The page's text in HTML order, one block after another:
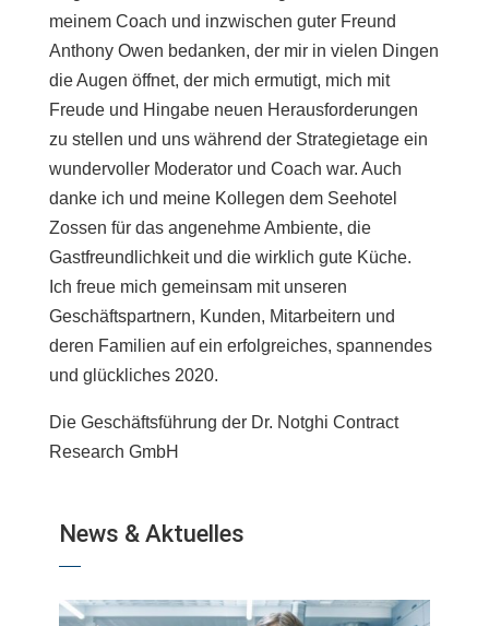
meinem Coach und inzwischen guter Freund
Anthony Owen bedanken, der mir in vielen Dingen
die Augen öffnet, der mich ermutigt, mich mit
Freude und Hingabe neuen Herausforderungen
zu stellen und uns während der Strategietage ein
wundervoller Moderator und Coach war. Auch
danke ich und meine Kollegen dem Seehotel
Zossen für das angenehme Ambiente, die
Gastfreundlichkeit und die wirklich gute Küche.
Ich freue mich gemeinsam mit unseren
Geschäftspartnern, Kunden, Mitarbeitern und
deren Familien auf ein erfolgreiches, spannendes
und glückliches 2020.
Die Geschäftsführung der Dr. Notghi Contract
Research GmbH
News & Aktuelles